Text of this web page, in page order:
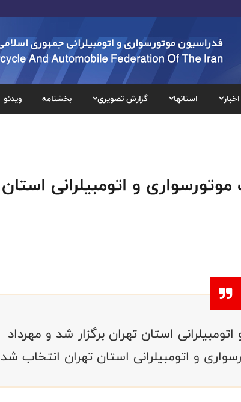
اخبار استانها گزارش تصویری بخشنامه ویدئو
و اتومبیلرانی استان
استان تهران برگزار شد و مهرداد
و اتومبیلرانی استان تهران انتخاب شد